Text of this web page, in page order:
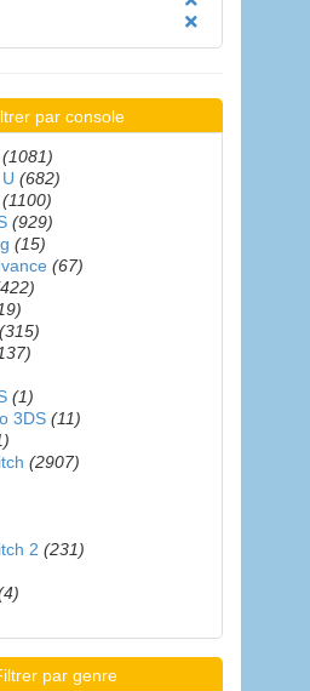
par console
(1081)
(682)
(1100)
(929)
(15)
(67)
(315)
(1)
3DS (11)
(2907)
2 (231)
par genre